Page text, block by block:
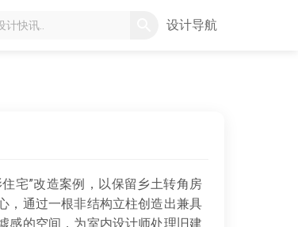
设计导航
宅”改造案例，以保留乡土转角房
，通过一根非结构立柱创造出兼具
感的空间，为室内设计师处理旧建